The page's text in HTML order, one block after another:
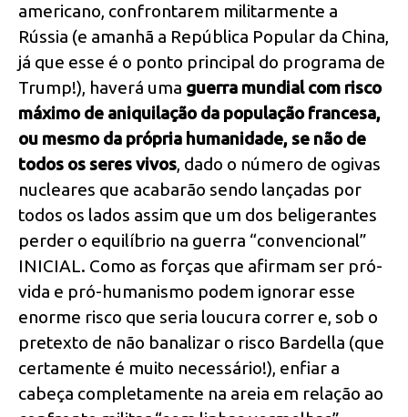
americano, confrontarem militarmente a
Rússia (e amanhã a República Popular da China,
já que esse é o ponto principal do programa de
Trump!), haverá uma guerra mundial com risco
máximo de aniquilação da população francesa,
ou mesmo da própria humanidade, se não de
todos os seres vivos, dado o número de ogivas
nucleares que acabarão sendo lançadas por
todos os lados assim que um dos beligerantes
perder o equilíbrio na guerra “convencional”
INICIAL. Como as forças que afirmam ser pró-
vida e pró-humanismo podem ignorar esse
enorme risco que seria loucura correr e, sob o
pretexto de não banalizar o risco Bardella (que
certamente é muito necessário!), enfiar a
cabeça completamente na areia em relação ao